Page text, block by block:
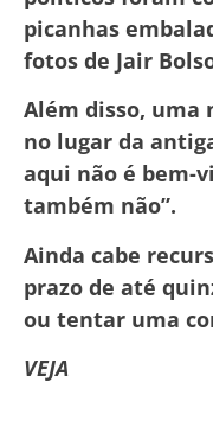
picanhas
fotos de Jair
Além disso, uma
no lugar da
aqui não é bem-
também não”.
Ainda cabe
prazo de até
ou tentar uma
VEJA